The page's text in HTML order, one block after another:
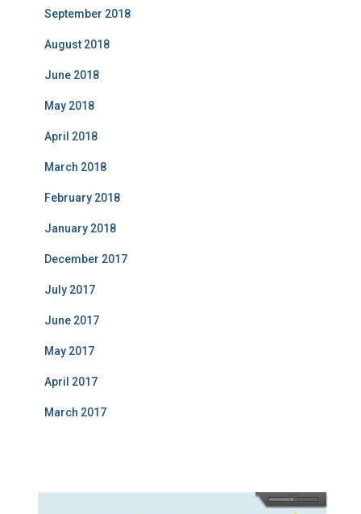
September 2018
August 2018
June 2018
May 2018
April 2018
March 2018
February 2018
January 2018
December 2017
July 2017
June 2017
May 2017
April 2017
March 2017